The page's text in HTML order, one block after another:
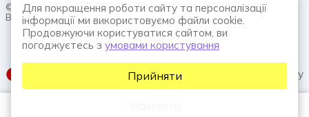
© 2026 HELENATEX «Ґудзики, вішаки, нитки. Власне виробництво.
Все для швейної справи.»
SUFIX web agency
Для покращення роботи сайту та персоналізації
інформації ми використовуємо файли cookie.
Продовжуючи користуватися сайтом, ви
погоджуєтесь з умовами користування
Прийняти